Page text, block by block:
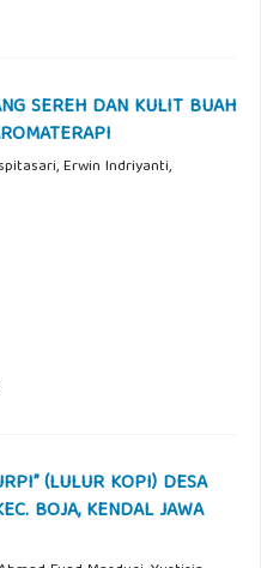
SEREH DAN KULIT BUAH
Erwin Indriyanti,
(LULUR KOPI) DESA
BOJA, KENDAL JAWA